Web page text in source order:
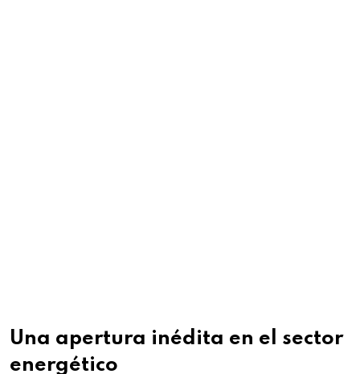
Una apertura inédita en el sector
energético